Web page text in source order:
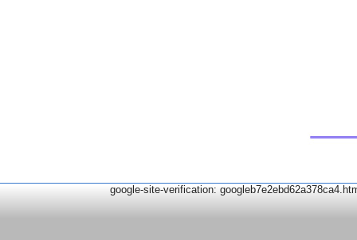
google-site-verification: